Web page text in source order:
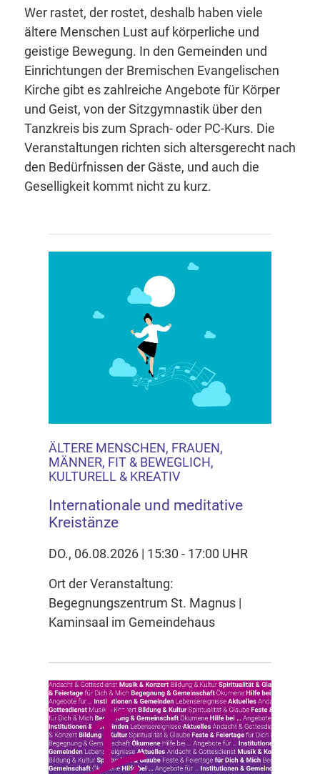
Wer rastet, der rostet, deshalb haben viele
ältere Menschen Lust auf körperliche und
geistige Bewegung. In den Gemeinden und
Einrichtungen der Bremischen Evangelischen
Kirche gibt es zahlreiche Angebote für Körper
und Geist, von der Sitzgymnastik über den
Tanzkreis bis zum Sprach- oder PC-Kurs. Die
Veranstaltungen richten sich altersgerecht nach
den Bedürfnissen der Gäste, und auch die
Geselligkeit kommt nicht zu kurz.
ÄLTERE MENSCHEN, FRAUEN,
MÄNNER, FIT & BEWEGLICH,
KULTURELL & KREATIV
Internationale und meditative
Kreistänze
DO., 06.08.2026 | 15:30 - 17:00 UHR
Ort der Veranstaltung:
Begegnungszentrum St. Magnus |
Kaminsaal im Gemeindehaus